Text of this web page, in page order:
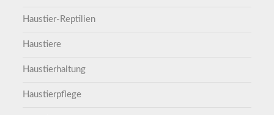
Haustier-Reptilien
Haustiere
Haustierhaltung
Haustierpflege